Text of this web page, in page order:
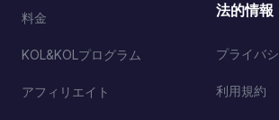
料金
KOL&KOLプログラム
アフィリエイト
法的情報
プライバ
利用規約